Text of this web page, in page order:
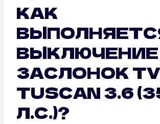
КАК
ВЫКЛЮЧЕНИЕ
ЗАСЛОНОК
TUSCAN 3.6
Л.С.)?